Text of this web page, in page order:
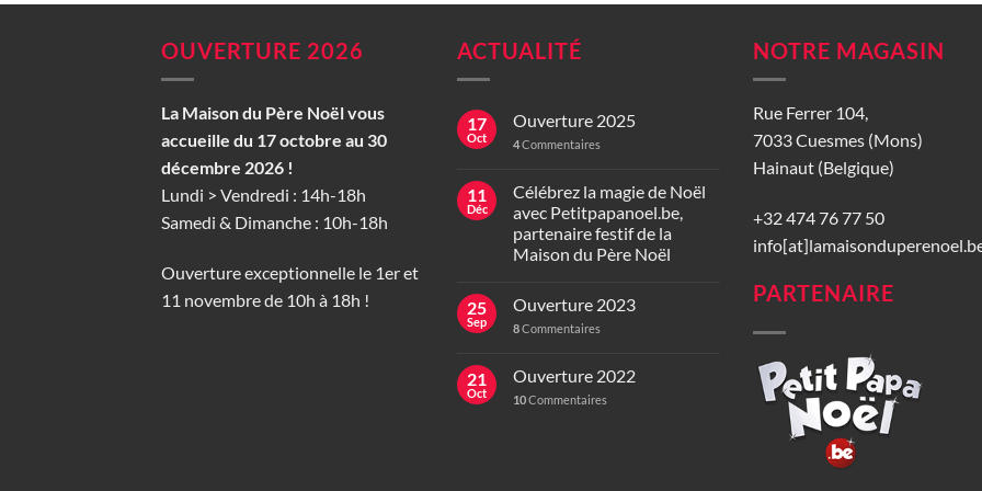
OUVERTURE 2026
La Maison du Père Noël vous
accueille du 17 octobre au 30
décembre 2026 !
Lundi > Vendredi : 14h-18h
Samedi & Dimanche : 10h-18h
Ouverture exceptionnelle le 1er et
11 novembre de 10h à 18h !
ACTUALITÉ
17
Oct
Ouverture 2025
4Commentaires
11
Déc
Célébrez la magie de Noël
avec Petitpapanoel.be,
partenaire festif de la
Maison du Père Noël
25
Sep
Ouverture 2023
8Commentaires
21
Oct
Ouverture 2022
10Commentaires
NOTRE MAGASIN
Rue Ferrer 104,
7033 Cuesmes (Mons)
Hainaut (Belgique)
+32 474 76 77 50
PARTENAIRE